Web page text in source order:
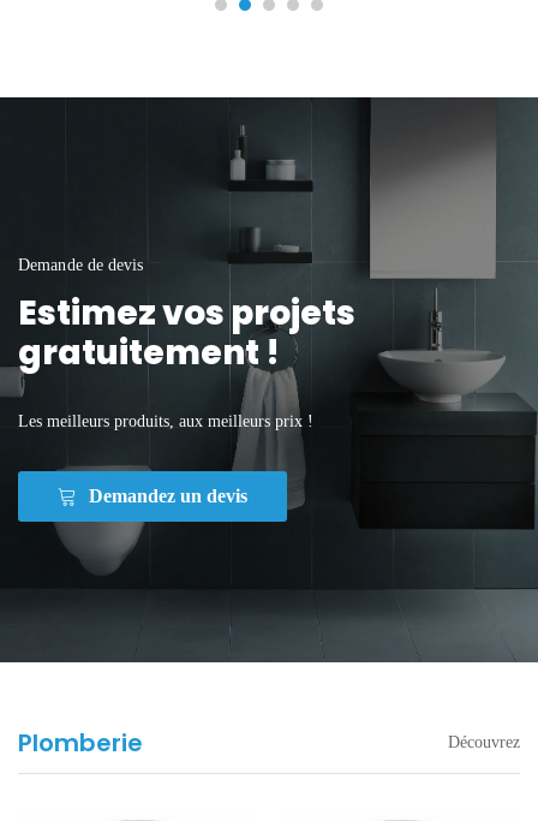
Demande de devis
Estimez vos projets
gratuitement !
Les meilleurs produits, aux meilleurs prix !
Demandez un devis
Plomberie Découvrez